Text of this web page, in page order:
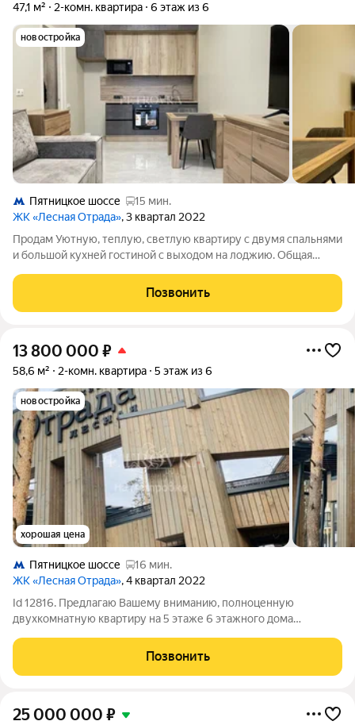
47,1 м² 2-комн. квартира 6 этаж из 6
новостройка
Пятницкое шоссе
15 мин.
ЖК «Лесная Отрада», 3 квартал 2022
Продам Уютную, теплую, светлую квартиру с двумя спальнями
и большой кухней гостиной с выходом на лоджию. Общая
полноценные спальные комнаты) , кухня-гостиная также 18.7
кв. м. Высокие
Позвонить
13 800 000 ₽
58,6 м² 2-комн. квартира 5 этаж из 6
новостройка
хорошая цена
Пятницкое шоссе
16 мин.
ЖК «Лесная Отрада», 4 квартал 2022
Id 12816. Предлагаю Вашему вниманию, полноценную
двухкомнатную квартиру на 5 этаже 6 этажного дома
планировка, большая площадь остекления, с прекрасным
видом. В доме презентабельная,
Позвонить
25 000 000 ₽